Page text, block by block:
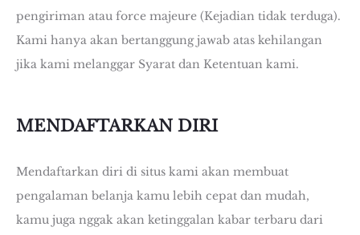
pengiriman atau force majeure (Kejadian tidak terduga).
Kami hanya akan bertanggung jawab atas kehilangan
jika kami melanggar Syarat dan Ketentuan kami.
MENDAFTARKAN DIRI
Mendaftarkan diri di situs kami akan membuat
pengalaman belanja kamu lebih cepat dan mudah,
kamu juga nggak akan ketinggalan kabar terbaru dari